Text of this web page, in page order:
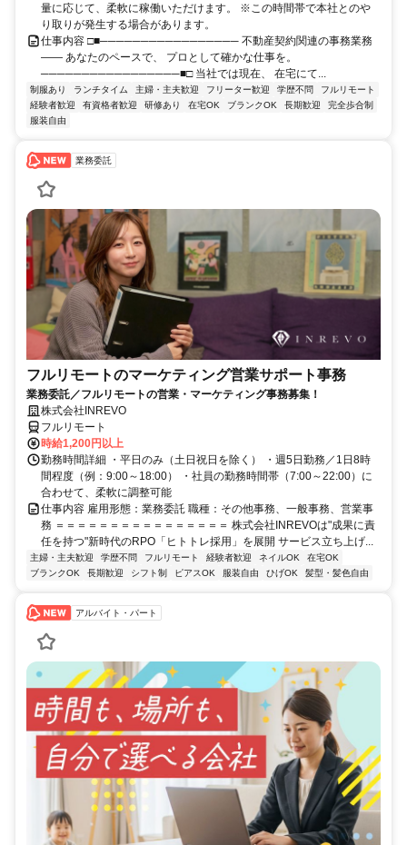
量に応じて、柔軟に稼働いただけます。 ※この時間帯で本社とのや
り取りが発生する場合があります。
仕事内容 □■───────────────── 不動産契約関連の事務業務
―― あなたのペースで、 プロとして確かな仕事を。
─────────────────■□ 当社では現在、 在宅にて...
制服あり ランチタイム 主婦・主夫歓迎 フリーター歓迎 学歴不問
フルリモート
経験者歓迎
有資格者歓迎 研修あり 在宅OK ブランクOK 長期歓迎
完全歩合制
服装自由
業務委託
フルリモートのマーケティング営業サポート事務
業務委託／フルリモートの営業・マーケティング事務募集！
株式会社INREVO
フルリモート
時給1,200円以上
勤務時間詳細 ・平日のみ（土日祝日を除く） ・週5日勤務／1日8時
間程度（例：9:00～18:00） ・社員の勤務時間帯（7:00～22:00）に
合わせて、柔軟に調整可能
仕事内容 雇用形態：業務委託 職種：その他事務、一般事務、営業事
務 ＝＝＝＝＝＝＝＝＝＝＝＝＝＝＝＝ 株式会社INREVOは"成果に責
任を持つ"新時代のRPO「ヒトトレ採用」を展開 サービス立ち上げ...
主婦・主夫歓迎 学歴不問 フルリモート 経験者歓迎 ネイルOK
在宅OK
ブランクOK
長期歓迎 シフト制 ピアスOK 服装自由 ひげOK 髪型・髪色自由
アルバイト・パート